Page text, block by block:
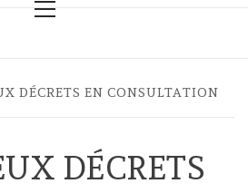
DÉCRETS EN CONSULTATION
DÉCRETS